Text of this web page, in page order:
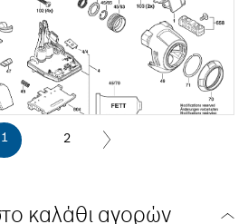
1 2
καλάθι αγορών